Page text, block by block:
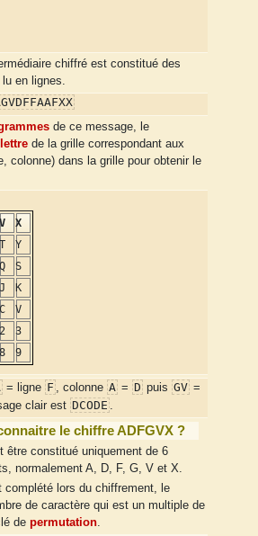
chiffré est constitué des
lu en lignes.
de ce message, le
de la grille correspondant aux
colonne) dans la grille pour obtenir le
V
X
T
Y
Q
S
J
K
C
V
2
3
8 9
= ligne F, colonne A= Dpuis GV=
clair est DCODE .
le chiffre ADFGVX ?
être constitué uniquement de 6
normalement A, D, F, G, V et X.
complété lors du chiffrement, le
de caractère qui est un multiple de
de permutation